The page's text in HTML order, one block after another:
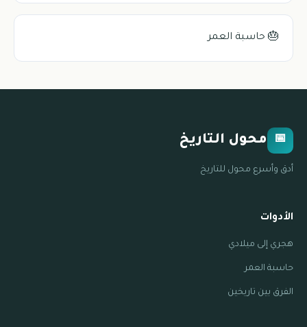
🎂 حاسبة العمر
📅 محول التاريخ
أدق وأسرع محول للتاريخ
الأدوات
هجري إلى ميلادي
حاسبة العمر
الفرق بين تاريخين